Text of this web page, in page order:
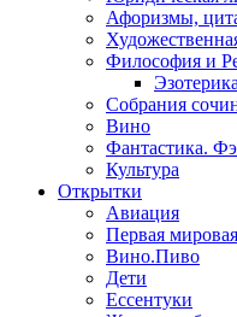
Афоризмы,
Философия и
Эзотерика
Собрания
Вино
Фантастика.
Культура
Открытки
Авиация
Первая
Вино.Пиво
Дети
Ессентуки